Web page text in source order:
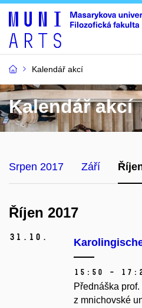
Kalendář akcí
Kalendář akcí
Srpen 2017 Září
Říjen 2017
31. 10.
15:50 –
Přednáška
z mnichovské